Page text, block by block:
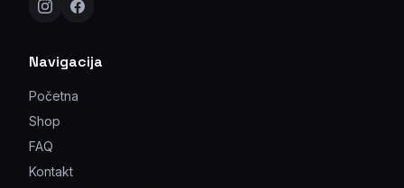
Navigacija
Početna
Shop
FAQ
Kontakt